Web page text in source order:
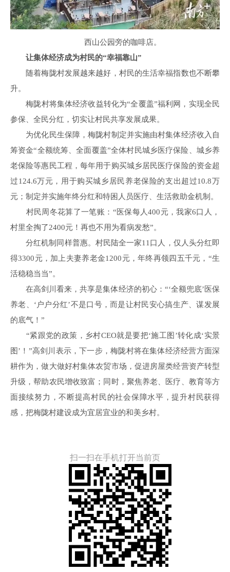
西山公园旁的咖啡店。
让集体经济成为村民的“幸福靠山”
随着梅陇村发展越来越好，村民的生活幸福指数也不断攀
升。
梅陇村将集体经济收益转化为“全覆盖”福利网，实现全民
参保、全民分红，切实让村民共享发展成果。
为优化民生保障，梅陇村制定并实施由村集体经济收入自
筹资金“全额统筹、全面覆盖”全体村民城乡医疗保险、城乡养
老保险等惠民工程，每年用于购买城乡居民医疗保险的资金超
过124.6万元，用于购买城乡居民养老保险的支出超过10.8万
元；制定并实施年终分红和特困人员医疗、生活救助金机制。
村民周冬花算了一笔账：“医保每人400元，我家6口人，
村里全掏了2400元！再也不用为看病发愁”。
分红机制同样普惠。村民陆全一家11口人，仅人头分红即
得3300元，加上夫妻养老金1200元，年终再领四五千元，“生
活稳稳当当”。
在高剑川看来，共享是集体经济的初心：“‘全额兜底’医保
养老、‘户户分红’不是口号，而是让村民安心搞生产、谋发展
的底气！”
“紧跟党的政策，乡村CEO就是要把‘施工图’转化成‘实景
图’！”高剑川表示，下一步，梅陇村将在集体经济经营方面深
耕作为，做大做好村集体农贸市场，促进房屋类经营资产转型
升级，帮助农民增收致富；同时，聚焦养老、医疗、教育等方
面接续努力，不断提高村民的社会保障水平，提升村民获得
感，把梅陇村建设成为宜居宜业的和美乡村。
扫一扫在手机打开当前页